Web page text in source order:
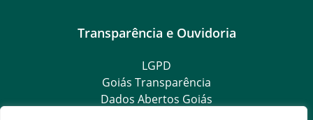
Transparência e Ouvidoria
LGPD
Goiás Transparência
Dados Abertos Goiás